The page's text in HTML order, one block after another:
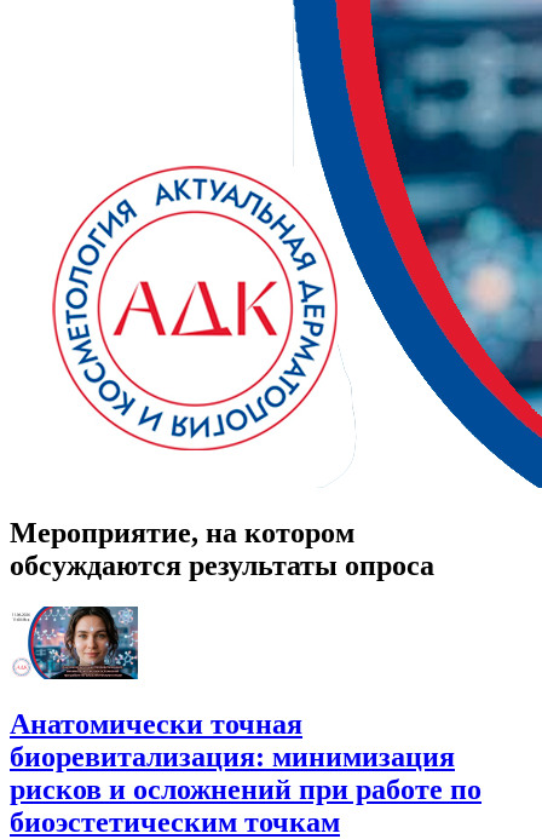
Мероприятие, на котором
обсуждаются результаты опроса
Анатомически точная
биоревитализация: минимизация
рисков и осложнений при работе по
биоэстетическим точкам